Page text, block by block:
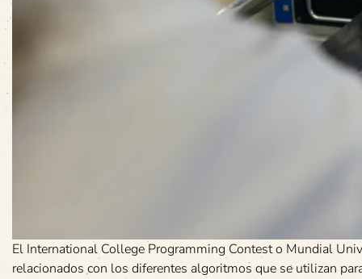
El International College Programming Contest o Mundial
relacionados con los diferentes algoritmos que se utilizan